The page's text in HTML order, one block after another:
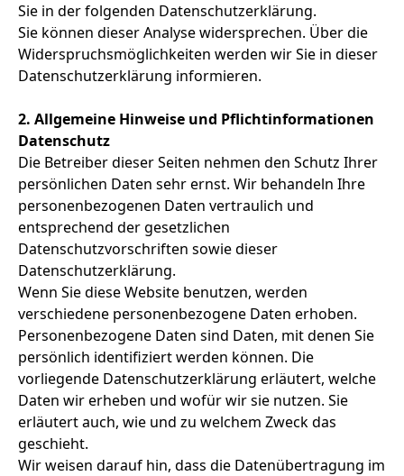
Sie in der folgenden Datenschutzerklärung.
Sie können dieser Analyse widersprechen. Über die
Widerspruchsmöglichkeiten werden wir Sie in dieser
Datenschutzerklärung informieren.
2. Allgemeine Hinweise und Pflichtinformationen
Datenschutz
Die Betreiber dieser Seiten nehmen den Schutz Ihrer
persönlichen Daten sehr ernst. Wir behandeln Ihre
personenbezogenen Daten vertraulich und
entsprechend der gesetzlichen
Datenschutzvorschriften sowie dieser
Datenschutzerklärung.
Wenn Sie diese Website benutzen, werden
verschiedene personenbezogene Daten erhoben.
Personenbezogene Daten sind Daten, mit denen Sie
persönlich identifiziert werden können. Die
vorliegende Datenschutzerklärung erläutert, welche
Daten wir erheben und wofür wir sie nutzen. Sie
erläutert auch, wie und zu welchem Zweck das
geschieht.
Wir weisen darauf hin, dass die Datenübertragung im